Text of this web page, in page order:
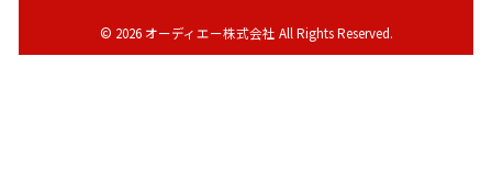
© 2026 オーディエー株式会社 All Rights Reserved.